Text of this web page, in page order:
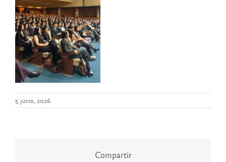
5 junio, 2026
Compartir